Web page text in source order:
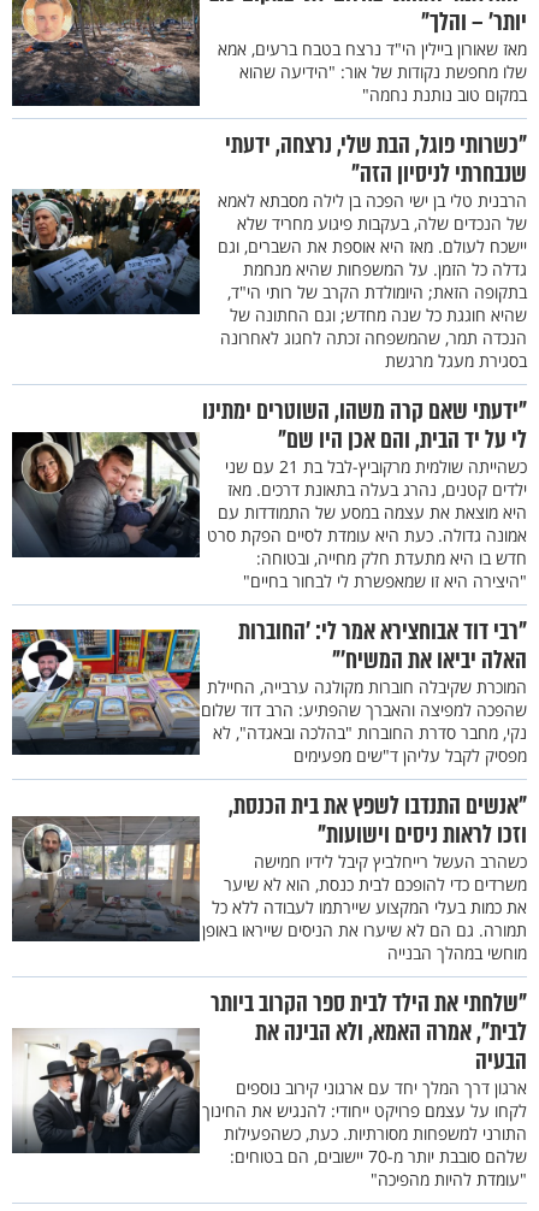
יותר' – והלך"
מאז שאורון ביילין הי"ד נרצח בטבח ברעים, אמא
שלו מחפשת נקודות של אור: "הידיעה שהוא
במקום טוב נותנת נחמה"
"כשרותי פוגל, הבת שלי, נרצחה, ידעתי
שנבחרתי לניסיון הזה"
הרבנית טלי בן ישי הפכה בן לילה מסבתא לאמא
של הנכדים שלה, בעקבות פיגוע מחריד שלא
יישכח לעולם. מאז היא אוספת את השברים, וגם
גדלה כל הזמן. על המשפחות שהיא מנחמת
בתקופה הזאת; היומולדת הקרב של רותי הי"ד,
שהיא חוגגת כל שנה מחדש; וגם החתונה של
הנכדה תמר, שהמשפחה זכתה לחגוג לאחרונה
בסגירת מעגל מרגשת
"ידעתי שאם קרה משהו, השוטרים ימתינו
לי על יד הבית, והם אכן היו שם"
כשהייתה שולמית מרקוביץ-לבל בת 21 עם שני
ילדים קטנים, נהרג בעלה בתאונת דרכים. מאז
היא מוצאת את עצמה במסע של התמודדות עם
אמונה גדולה. כעת היא עומדת לסיים הפקת סרט
חדש בו היא מתעדת חלק מחייה, ובטוחה:
"היצירה היא זו שמאפשרת לי לבחור בחיים"
"רבי דוד אבוחצירא אמר לי: 'החוברות
האלה יביאו את המשיח'"
המוכרת שקיבלה חוברות מקולגה ערבייה, החיילת
שהפכה למפיצה והאברך שהפתיע: הרב דוד שלום
נקי, מחבר סדרת החוברות "בהלכה ובאגדה", לא
מפסיק לקבל עליהן ד"שים מפעימים
"אנשים התנדבו לשפץ את בית הכנסת,
וזכו לראות ניסים וישועות"
כשהרב העשל רייחלביץ קיבל לידיו חמישה
משרדים כדי להופכם לבית כנסת, הוא לא שיער
את כמות בעלי המקצוע שיירתמו לעבודה ללא כל
תמורה. גם הם לא שיערו את הניסים שייראו באופן
מוחשי במהלך הבנייה
"שלחתי את הילד לבית ספר הקרוב ביותר
לבית", אמרה האמא, ולא הבינה את
הבעיה
ארגון דרך המלך יחד עם ארגוני קירוב נוספים
לקחו על עצמם פרויקט ייחודי: להנגיש את החינוך
התורני למשפחות מסורתיות. כעת, כשהפעילות
שלהם סובבת יותר מ-70 יישובים, הם בטוחים:
"עומדת להיות מהפיכה"